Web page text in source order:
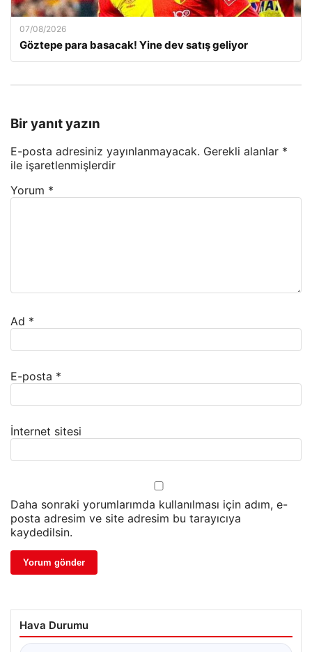
07/08/2026
Göztepe para basacak! Yine dev satış geliyor
Bir yanıt yazın
E-posta adresiniz yayınlanmayacak. Gerekli alanlar *
ile işaretlenmişlerdir
Yorum *
Ad *
E-posta *
İnternet sitesi
Daha sonraki yorumlarımda kullanılması için adım, e-
posta adresim ve site adresim bu tarayıcıya
kaydedilsin.
Hava Durumu